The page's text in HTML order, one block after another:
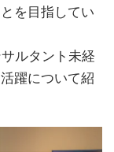
を目指してい
ルタント未経
躍について紹